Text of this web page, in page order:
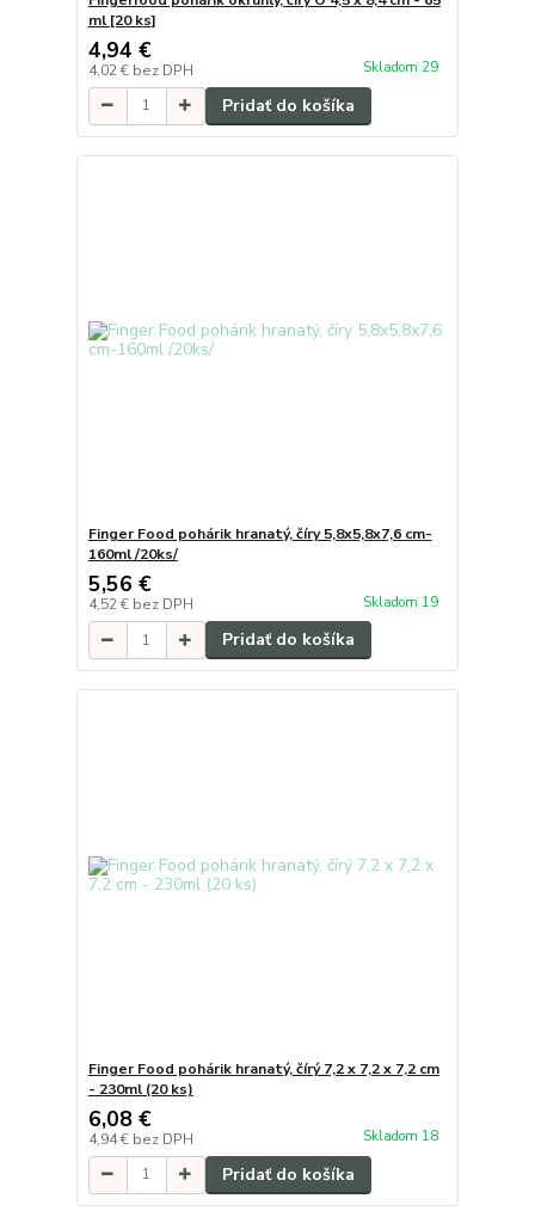
ml [20 ks]
4,94 €
4,02 € bez DPH Skladom 29
Pridať do košíka
Finger Food pohárik hranatý, číry 5,8x5,8x7,6 cm-
160ml /20ks/
5,56 €
4,52 € bez DPH Skladom 19
Pridať do košíka
Finger Food pohárik hranatý, čírý 7,2 x 7,2 x 7,2 cm
- 230ml (20 ks)
6,08 €
4,94 € bez DPH Skladom 18
Pridať do košíka